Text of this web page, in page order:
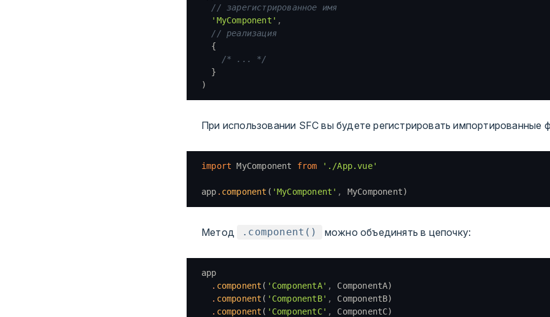
  // зарегистрированное имя
  'MyComponent'
,
  // реализация
  {
    /* ... */
  }
)
При использовании SFC вы будете регистрировать импортированные
import MyComponent from './App.vue'
app . component ( 'MyComponent' , MyComponent)
Метод .component() можно объединять в цепочку:
app
  .
component ( 'ComponentA' ,
ComponentA)
  .
component ( 'ComponentB' ,
ComponentB)
  .
component ( 'ComponentC' , ComponentC)